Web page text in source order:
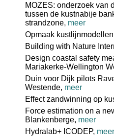
MOZES: onderzoek van
tussen de kustnabije
strandzone, meer
Opmaak
Building with Nature
Design coastal safety
Mariakerke-Wellington
Duin voor Dijk pilots
Westende, meer
Effect zandwinning op
Force estimation on a
Blankenberge, meer
Hydralab+ ICODEP, meer